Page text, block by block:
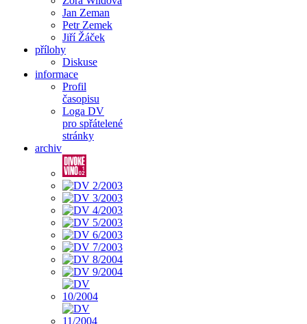
Jan Zeman
Petr Zemek
Jiří Žáček
přílohy
Diskuse
informace
Profil
časopisu
Loga DV
pro spřátelené
stránky
archiv